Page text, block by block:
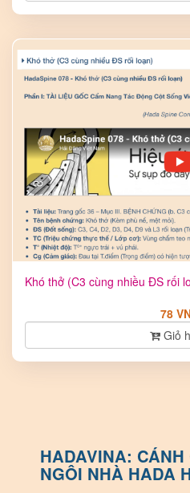
Khó thở (C3 cùng nhiều ĐS rối
78
Giỏ
HADAVINA:
NGÔI NHÀ HADA